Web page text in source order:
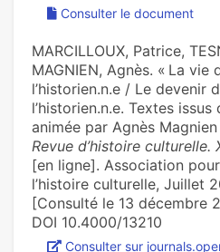
Consulter le document
MARCILLOUX, Patrice,
MAGNIEN, Agnès. « La vie
l’historien.n.e / Le devenir
l’historien.n.e. Textes issus
animée par Agnès
Revue d’histoire culturelle.
[en ligne]. Association
l’histoire culturelle, Juillet
[Consulté le 13 décembre
DOI 10.4000/13210
Consulter sur